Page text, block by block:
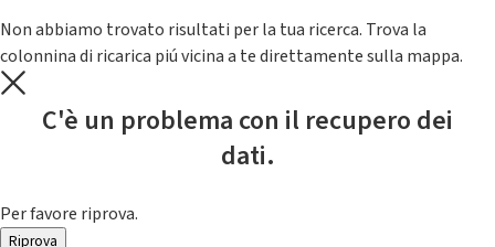
Non abbiamo trovato risultati per la tua ricerca. Trova la
colonnina di ricarica piú vicina a te direttamente sulla mappa.
C'è un problema con il recupero dei
dati.
Per favore riprova.
Riprova